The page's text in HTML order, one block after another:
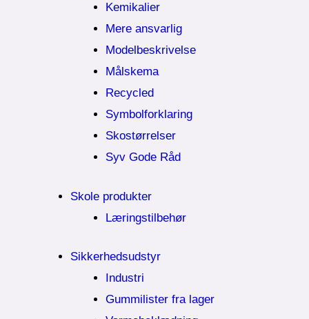
Kemikalier​
Mere ansvarlig
Modelbeskrivelse
Målskema
Recycled
Symbolforklaring
Skostørrelser
Syv Gode Råd
Skole produkter
Læringstilbehør
Sikkerhedsudstyr
Industri
Gummilister fra lager